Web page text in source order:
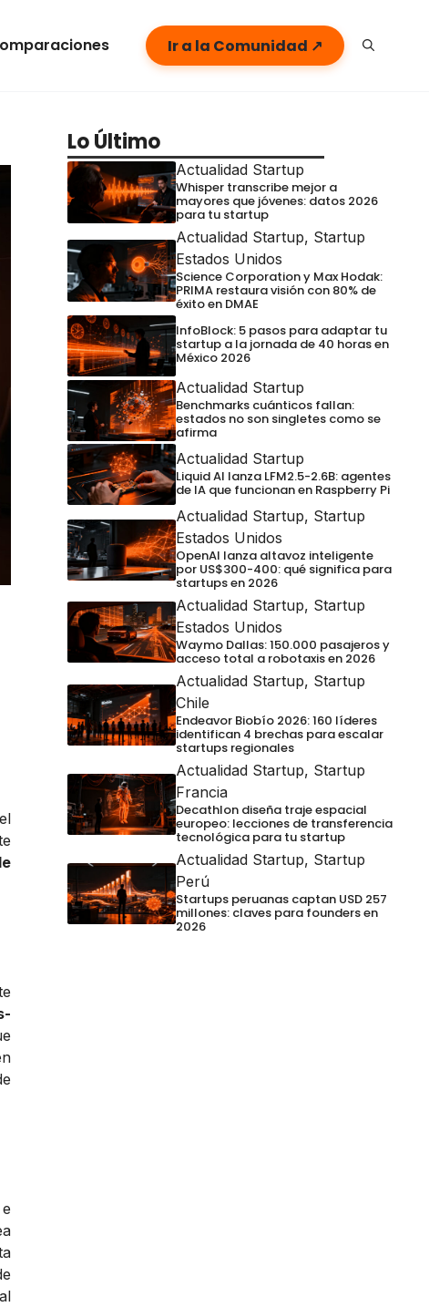
Ir a la Comunidad ↗
Lo Último
Actualidad Startup
Whisper transcribe mejor a
mayores que jóvenes: datos 2026
para tu startup
Actualidad Startup, Startup
Estados Unidos
Science Corporation y Max Hodak:
PRIMA restaura visión con 80% de
éxito en DMAE
InfoBlock: 5 pasos para adaptar tu
startup a la jornada de 40 horas en
México 2026
Actualidad Startup
Benchmarks cuánticos fallan:
estados no son singletes como se
afirma
Actualidad Startup
Liquid AI lanza LFM2.5-2.6B: agentes
de IA que funcionan en Raspberry Pi
Actualidad Startup, Startup
Estados Unidos
OpenAI lanza altavoz inteligente
por US$300-400: qué significa para
startups en 2026
Actualidad Startup, Startup
Estados Unidos
Waymo Dallas: 150.000 pasajeros y
acceso total a robotaxis en 2026
Actualidad Startup, Startup
Chile
Endeavor Biobío 2026: 160 líderes
identifican 4 brechas para escalar
startups regionales
Actualidad Startup, Startup
Francia
Decathlon diseña traje espacial
europeo: lecciones de transferencia
tecnológica para tu startup
Actualidad Startup, Startup
Perú
Startups peruanas captan USD 257
millones: claves para founders en
2026